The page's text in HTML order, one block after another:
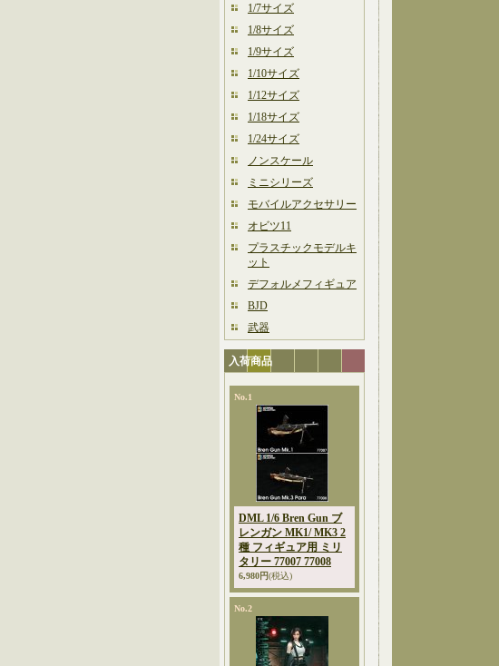
1/7サイズ
1/8サイズ
1/9サイズ
1/10サイズ
1/12サイズ
1/18サイズ
1/24サイズ
ノンスケール
ミニシリーズ
モバイルアクセサリー
オビツ11
プラスチックモデルキ
ット
デフォルメフィギュア
BJD
武器
入荷商品
No.1
DML 1/6 Bren Gun ブ
レンガン MK1/ MK3 2
種 フィギュア用 ミリ
タリー 77007 77008
6,980円(税込)
No.2